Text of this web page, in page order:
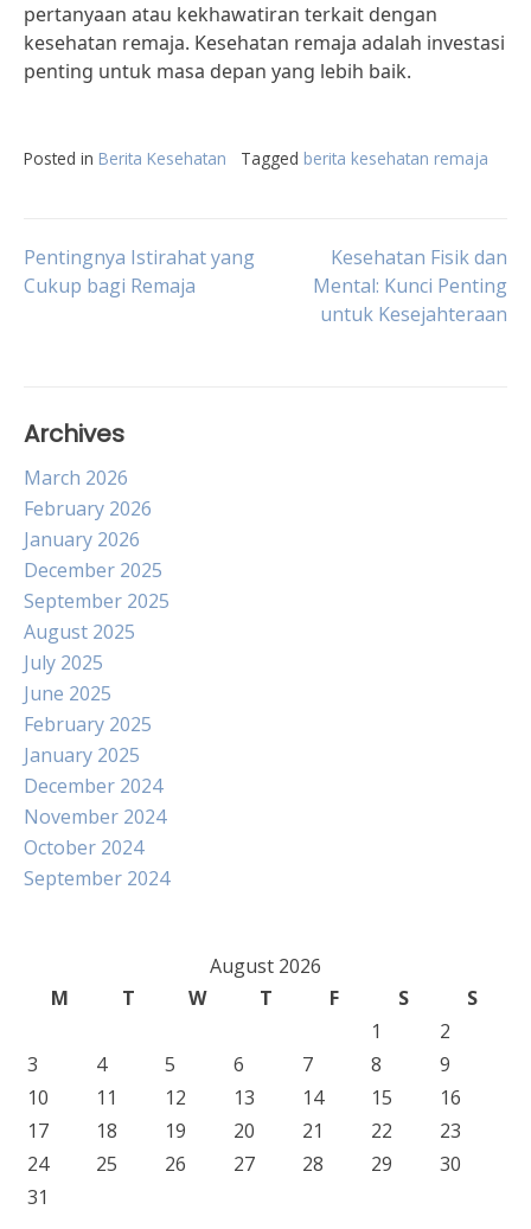
pertanyaan atau kekhawatiran terkait dengan
kesehatan remaja. Kesehatan remaja adalah investasi
penting untuk masa depan yang lebih baik.
Posted in Berita Kesehatan Tagged berita kesehatan remaja
Post
Pentingnya Istirahat yang
Cukup bagi Remaja
Kesehatan Fisik dan
Mental: Kunci Penting
untuk Kesejahteraan
Archives
March 2026
February 2026
January 2026
December 2025
September 2025
August 2025
July 2025
June 2025
February 2025
January 2025
December 2024
November 2024
October 2024
September 2024
August 2026
M
T W T F S
S
1
2
3
4 5 6 7 8
9
10
11 12 13 14 15
16
17
18 19 20 21 22
23
24
25 26 27 28 29
30
31